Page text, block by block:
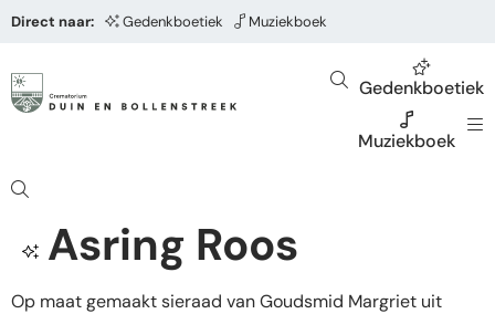
Direct naar: Gedenkboetiek Muziekboek
Gedenkboetiek
Muziekboek
Asring Roos
Op maat gemaakt sieraad van Goudsmid Margriet uit